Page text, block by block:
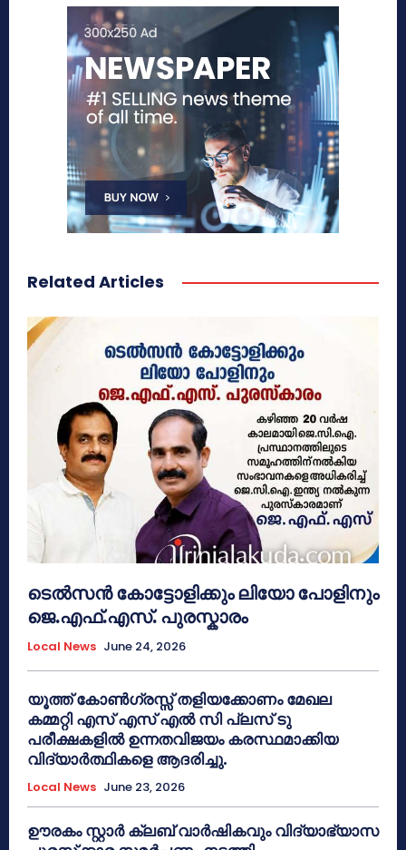
Related Articles
ടെൽസൻ കോട്ടോളിക്കും ലിയോ പോളിനും
ജെ.എഫ്.എസ്. പുരസ്കാരം
Local News June 24, 2026
യൂത്ത് കോൺഗ്രസ്സ് തളിയക്കോണം മേഖല
കമ്മറ്റി എസ് എസ് എൽ സി പ്ലസ് ടു
പരീക്ഷകളിൽ ഉന്നതവിജയം കരസ്ഥമാക്കിയ
വിദ്യാർത്ഥികളെ ആദരിച്ചു.
Local News June 23, 2026
ഊരകം സ്റ്റാർ ക്ലബ് വാർഷികവും വിദ്യാഭ്യാസ